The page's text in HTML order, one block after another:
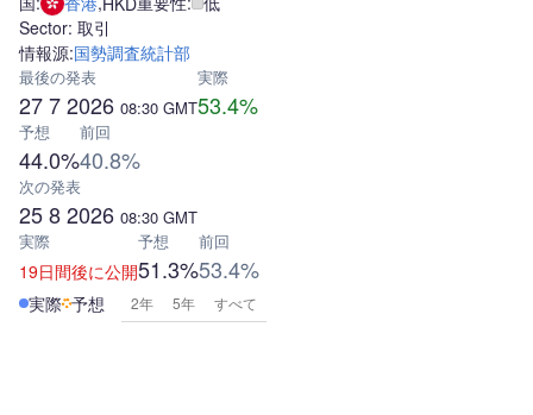
Sector: 取引
情報源:国勢調査統計部
最後の発表
27 7 2026 08:30 GMT
実際
53.4%
予想
44.0%
前回
40.8%
次の発表
25 8 2026 08:30 GMT
実際
19日間後に公開
予想
51.3%
前回
53.4%
実際 予想 2年 5年 すべて